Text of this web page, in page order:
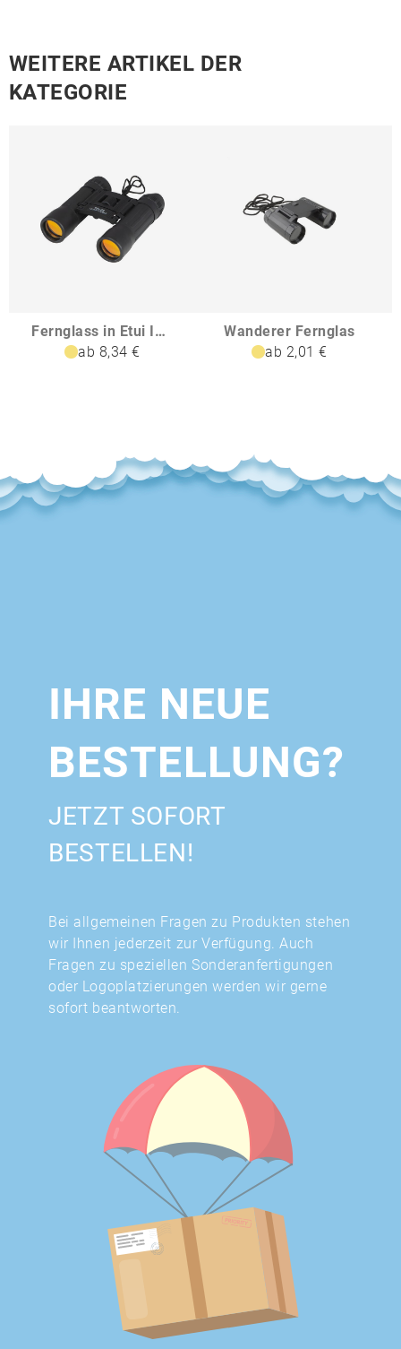
WEITERE ARTIKEL DER
KATEGORIE
Fernglass in Etui IZAAK
ab 8,34 €
Wanderer Fernglas
ab 2,01 €
IHRE NEUE
BESTELLUNG?
JETZT SOFORT
BESTELLEN!
Bei allgemeinen Fragen zu Produkten stehen
wir Ihnen jederzeit zur Verfügung. Auch
Fragen zu speziellen Sonderanfertigungen
oder Logoplatzierungen werden wir gerne
sofort beantworten.